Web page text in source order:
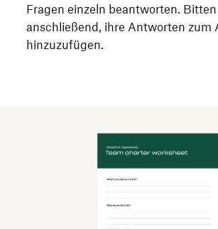
Fragen einzeln beantworten. Bitten
anschließend, ihre Antworten zum
hinzuzufügen.